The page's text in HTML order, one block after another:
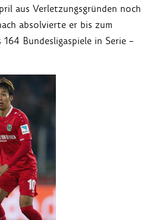
aus Verletzungsgründen noch
absolvierte er bis zum
Bundesligaspiele in Serie –